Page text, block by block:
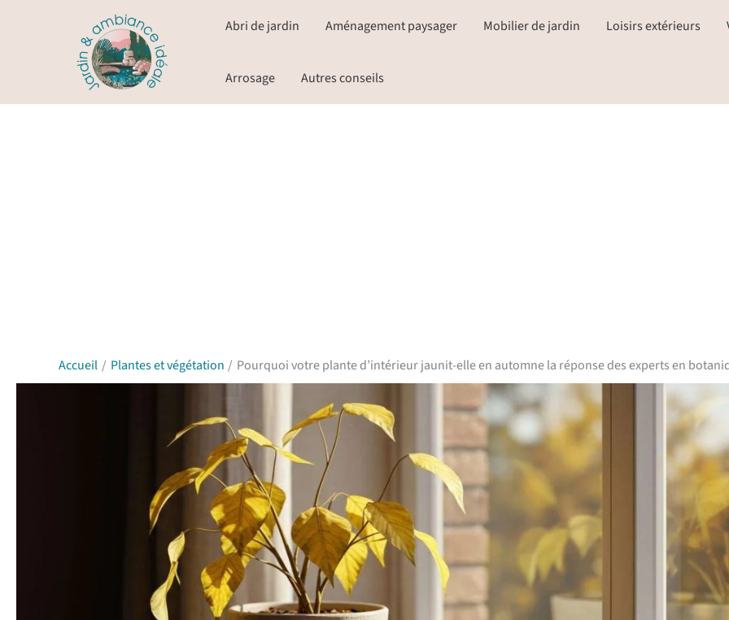
Abri de jardin Aménagement paysager Mobilier de jardin Loisirs extérieurs
Arrosage Autres conseils
Accueil Plantes et végétation Pourquoi votre plante d’intérieur jaunit-elle en automne la réponse des experts en